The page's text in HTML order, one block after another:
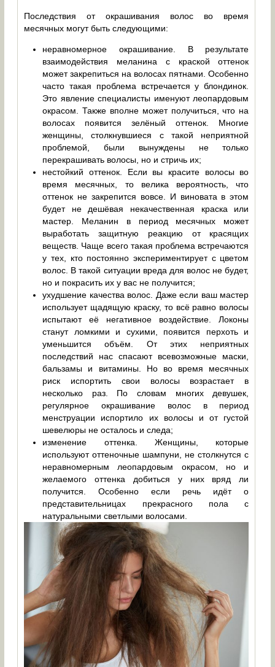
Последствия от окрашивания волос во время
месячных могут быть следующими:
неравномерное окрашивание. В результате
взаимодействия меланина с краской оттенок
может закрепиться на волосах пятнами. Особенно
часто такая проблема встречается у блондинок.
Это явление специалисты именуют леопардовым
окрасом. Также вполне может получиться, что на
волосах появится зелёный оттенок. Многие
женщины, столкнувшиеся с такой неприятной
проблемой, были вынуждены не только
перекрашивать волосы, но и стричь их;
нестойкий оттенок. Если вы красите волосы во
время месячных, то велика вероятность, что
оттенок не закрепится вовсе. И виновата в этом
будет не дешёвая некачественная краска или
мастер. Меланин в период месячных может
выработать защитную реакцию от красящих
веществ. Чаще всего такая проблема встречаются
у тех, кто постоянно экспериментирует с цветом
волос. В такой ситуации вреда для волос не будет,
но и покрасить их у вас не получится;
ухудшение качества волос. Даже если ваш мастер
использует щадящую краску, то всё равно волосы
испытают её негативное воздействие. Локоны
станут ломкими и сухими, появится перхоть и
уменьшится объём. От этих неприятных
последствий нас спасают всевозможные маски,
бальзамы и витамины. Но во время месячных
риск испортить свои волосы возрастает в
несколько раз. По словам многих девушек,
регулярное окрашивание волос в период
менструации испортило их волосы и от густой
шевелюры не осталось и следа;
изменение оттенка. Женщины, которые
используют оттеночные шампуни, не столкнутся с
неравномерным леопардовым окрасом, но и
желаемого оттенка добиться у них вряд ли
получится. Особенно если речь идёт о
представительницах прекрасного пола с
натуральными светлыми волосами.